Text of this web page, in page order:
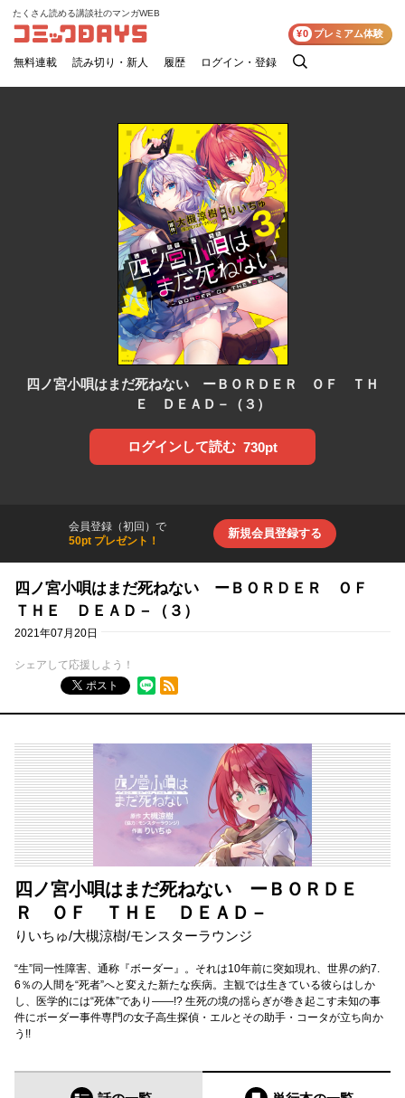
コミックDAYS
たくさん読める講談社のマンガWEB
無料連載 読み切り・新人 履歴 ログイン・登録
検
¥0 プレミアム体験
四ノ宮小唄はまだ死ねない ーＢＯＲＤＥＲ ＯＦ ＴＨ
Ｅ ＤＥＡＤ－（３）
ログインして読む 730pt
会員登録（初回）で
50pt プレゼント！
新規会員登録する
四ノ宮小唄はまだ死ねない ーＢＯＲＤＥＲ ＯＦ
ＴＨＥ ＤＥＡＤ－（３）
2021年07月20日
シェアして応援しよう！
ポスト
RSSフィード
四ノ宮小唄はまだ死ねない ーＢＯＲＤＥ
Ｒ ＯＦ ＴＨＥ ＤＥＡＤ－
りいちゅ/大槻涼樹/モンスターラウンジ
“生”同一性障害、通称『ボーダー』。それは10年前に突如現れ、世界の約7.
6％の人間を“死者”へと変えた新たな疾病。主観では生きている彼らはしか
し、医学的には“死体”であり――!? 生死の境の揺らぎが巻き起こす未知の事
件にボーダー事件専門の女子高生探偵・エルとその助手・コータが立ち向か
う!!